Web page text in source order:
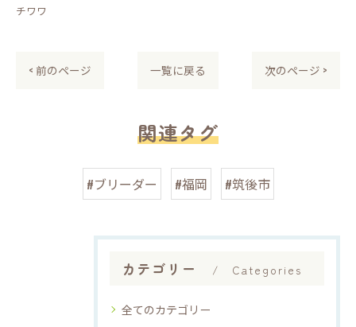
チワワ
< 前のページ 一覧に戻る 次のページ >
関連タグ
#ブリーダー #福岡 #筑後市
カテゴリー Categories
全てのカテゴリー